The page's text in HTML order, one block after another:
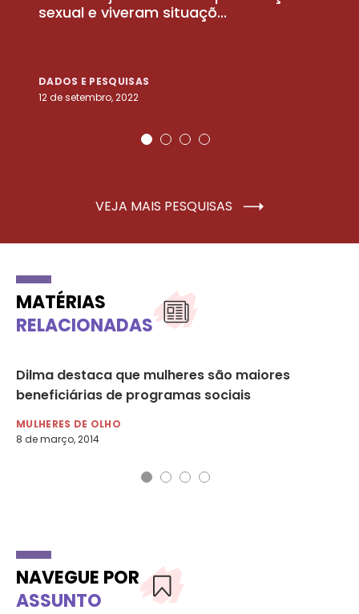
sexual e viveram situaçõ...
DADOS E PESQUISAS
12 de setembro, 2022
VEJA MAIS PESQUISAS
MATÉRIAS
RELACIONADAS
Dilma destaca que mulheres são maiores
beneficiárias de programas sociais
MULHERES DE OLHO
8 de março, 2014
NAVEGUE POR
ASSUNTO